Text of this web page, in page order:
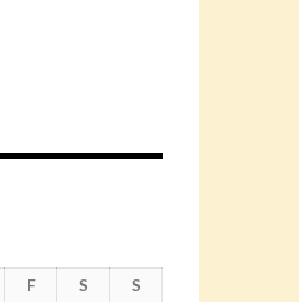
F S
S